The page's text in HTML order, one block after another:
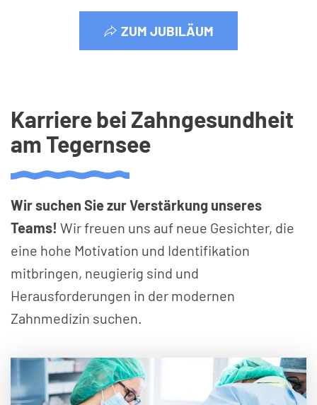
ZUM JUBILÄUM
Karriere bei Zahngesundheit
am Tegernsee
Wir suchen Sie zur Verstärkung unseres
Teams! Wir freuen uns auf neue Gesichter, die
eine hohe Motivation und Identifikation
mitbringen, neugierig sind und
Herausforderungen in der modernen
Zahnmedizin suchen.